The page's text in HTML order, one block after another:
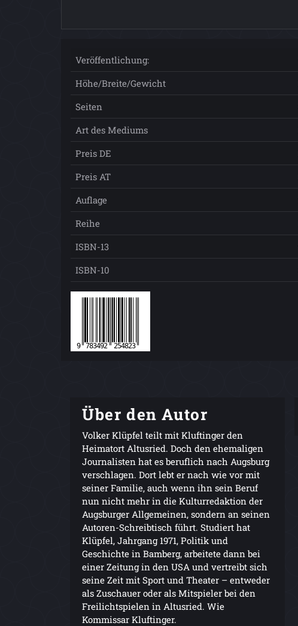
Veröffentlichung:
Höhe/Breite/Gewicht
Seiten
Art des Mediums
Preis DE
Preis AT
Auflage
Reihe
ISBN-13
ISBN-10
Über den Autor
Volker Klüpfel teilt mit Kluftinger den
Heimatort Altusried. Doch den ehemaligen
Journalisten hat es beruflich nach Augsburg
verschlagen. Dort lebt er nach wie vor mit
seiner Familie, auch wenn ihn sein Beruf
nun nicht mehr in die Kulturredaktion der
Augsburger Allgemeinen, sondern an seinen
Autoren-Schreibtisch führt. Studiert hat
Klüpfel, Jahrgang 1971, Politik und
Geschichte in Bamberg, arbeitete dann bei
einer Zeitung in den USA und vertreibt sich
seine Zeit mit Sport und Theater – entweder
als Zuschauer oder als Mitspieler bei den
Freilichtspielen in Altusried. Wie
Kommissar Kluftinger.